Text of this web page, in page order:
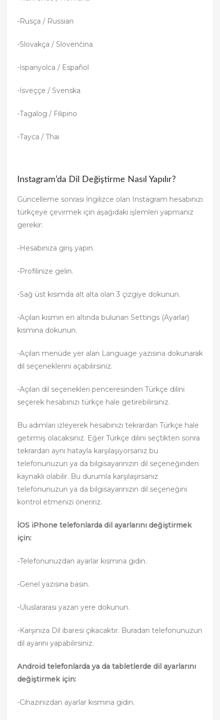
-Rusça / Russian
-Slovakça / Slovenčina
-İspanyolca / Español
-İsveççe / Svenska
-Tagalog / Filipino
-Tayca / Thai
Instagram’da Dil Değiştirme Nasıl Yapılır?
Güncelleme sonrası İngilizce olan Instagram hesabınızı
türkçeye çevirmek için aşağıdaki işlemleri yapmanız
gerekir:
-Hesabınıza giriş yapın.
-Profilinize gelin.
-Sağ üst kısımda alt alta olan 3 çizgiye dokunun.
-Açılan kısmın en altında bulunan Settings (Ayarlar)
kısmına dokunun.
-Açılan menüde yer alan Language yazısına dokunarak
dil seçeneklerini açabilirsiniz.
-Açılan dil seçenekleri penceresinden Türkçe dilini
seçerek hesabınızı türkçe hale getirebilirsiniz.
Bu adımları izleyerek hesabınızı tekrardan Türkçe hale
getirmiş olacaksınız. Eğer Türkçe dilini seçtikten sonra
tekrardan aynı hatayla karşılaşıyorsanız bu
telefonunuzun ya da bilgisayarınızın dil seçeneğinden
kaynaklı olabilir. Bu durumla karşılaşırsanız
telefonunuzun ya da bilgisayarınızın dil seçeneğini
kontrol etmenizi öneririz.
İOS iPhone telefonlarda dil ayarlarını değiştirmek
için:
-Telefonunuzdan ayarlar kısmına gidin.
-Genel yazısına basın.
-Uluslararası yazan yere dokunun.
-Karşınıza Dil ibaresi çıkacaktır. Buradan telefonunuzun
dil ayarını yapabilirsiniz.
Android telefonlarda ya da tabletlerde dil ayarlarını
değiştirmek için:
-Cihazınızdan ayarlar kısmına gidin.